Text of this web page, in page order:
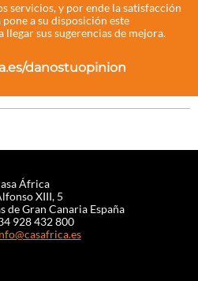
servicios, y por ende la satisfacción
a su disposición este
sus sugerencias de mejora.
danostuopinion
África
XIII, 5
de Gran Canaria España
928 432 800